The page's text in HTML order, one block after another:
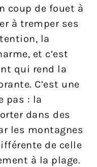
coup de fouet à
à tremper ses
la
et c’est
qui rend la
C’est une
pas : la
dans des
les montagnes
de celle
à la plage.